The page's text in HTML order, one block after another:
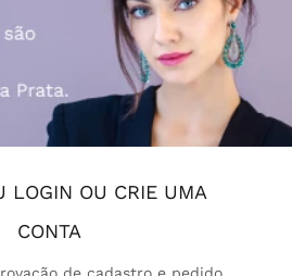
LOGIN OU CRIE UMA
CONTA
de cadastro e pedido